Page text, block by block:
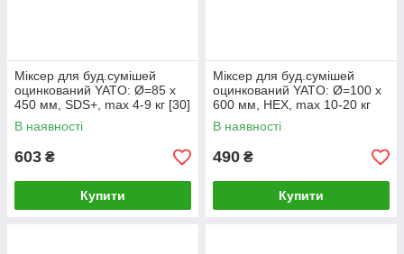
Міксер для буд.сумішей
оцинкований YATO: Ø=85 x
450 мм, SDS+, max 4-9 кг [30]
В наявності
603 ₴
Купити
Міксер для буд.сумішей
оцинкований YATO: Ø=100 x
600 мм, НЕХ, max 10-20 кг
[16]
В наявності
490 ₴
Купити